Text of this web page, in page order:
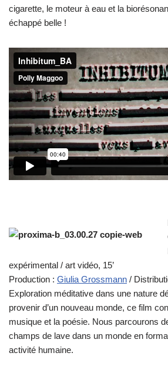
cigarette, le moteur à eau et la
échappé belle !
expérimental / art vidéo, 15’
Production : Giulia Grossmann /
Exploration méditative dans une nature
provenir d’un nouveau monde, ce film
musique et la poésie. Nous parcourons
champs de lave dans un monde en
activité humaine.